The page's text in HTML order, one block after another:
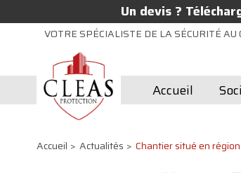
Un devis ?
VOTRE SPÉCIALISTE DE LA SÉCURITÉ
Accueil
Accueil Actualités Chantier situé en